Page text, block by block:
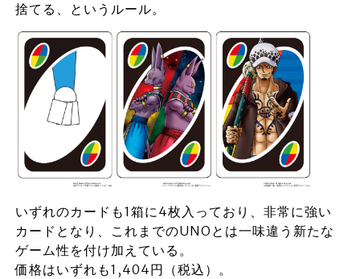
捨てる、というルール。
いずれのカードも1箱に4枚入っており、非常に強い
カードとなり、これまでのUNOとは一味違う新たな
ゲーム性を付け加えている。
価格はいずれも1,404円（税込）。